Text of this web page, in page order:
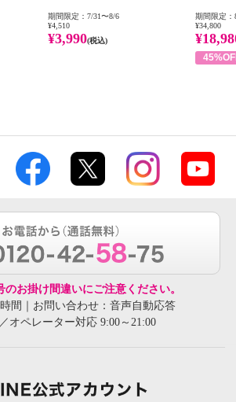
期間限定：7/31〜8/6
¥4,510
¥3,990(税込)
期間限定：
¥34,800
お掛け間違いにご注意ください。
間｜お問い合わせ：音声自動応答
オペレーター対応 9:00～21:00